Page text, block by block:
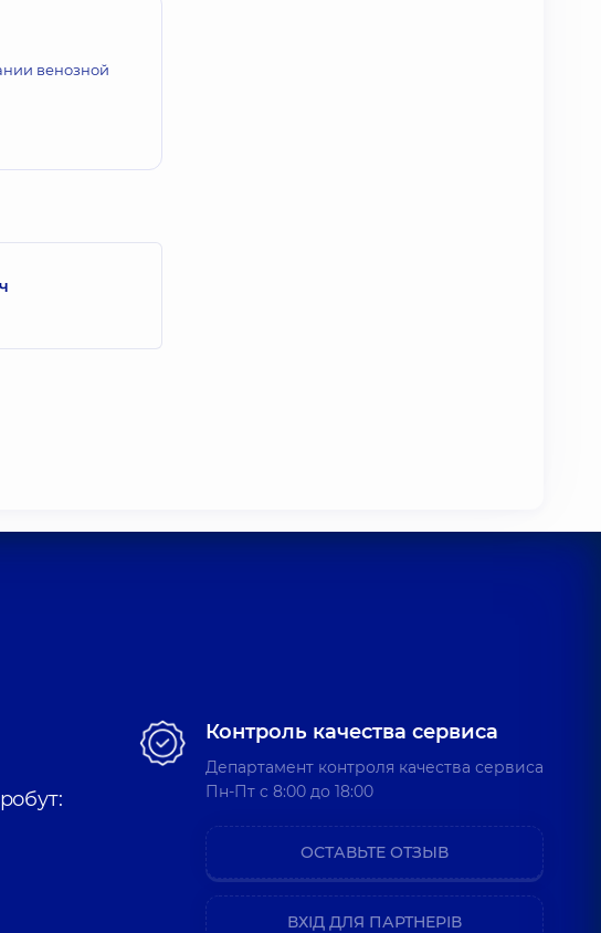
венозной
Контроль качества сервиса
Департамент контроля качества сервиса
Пн-Пт c 8:00 до 18:00
ОСТАВЬТЕ ОТЗЫВ
ВХІД ДЛЯ ПАРТНЕРІВ